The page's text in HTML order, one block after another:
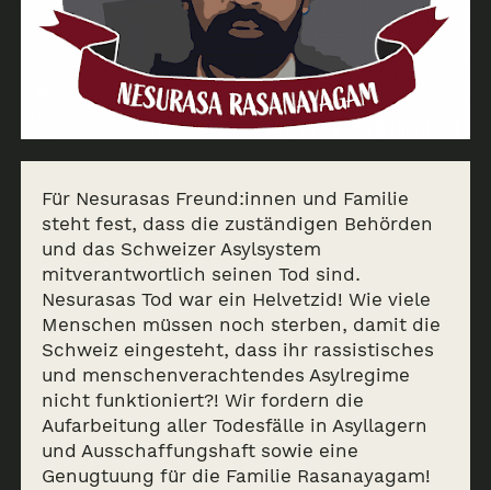
Für Nesurasas Freund:innen und Familie
steht fest, dass die zuständigen Behörden
und das Schweizer Asylsystem
mitverantwortlich seinen Tod sind.
Nesurasas Tod war ein Helvetzid! Wie viele
Menschen müssen noch sterben, damit die
Schweiz eingesteht, dass ihr rassistisches
und menschenverachtendes Asylregime
nicht funktioniert?! Wir fordern die
Aufarbeitung aller Todesfälle in Asyllagern
und Ausschaffungshaft sowie eine
Genugtuung für die Familie Rasanayagam!